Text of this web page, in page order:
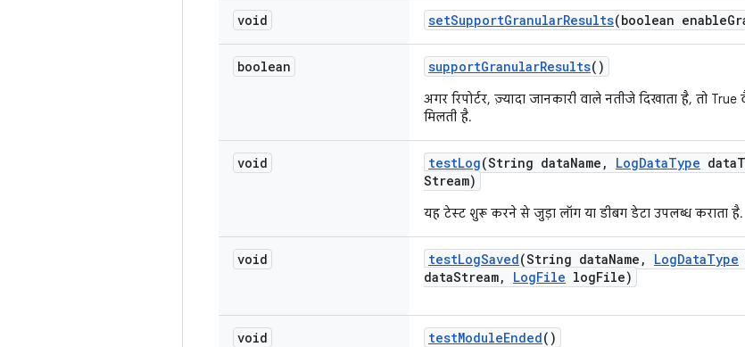
void setSupportGranularResults(boolean enable
boolean supportGranularResults()
अगर रिपोर्टर, ज़्यादा जानकारी वाले नतीजे दिखाता है, तो
मिलती है.
void testLog(String dataName , LogDataType data
Stream)
यह टेस्ट शुरू करने से जुड़ा लॉग या डीबग डेटा उपलब्ध कराता है.
void testLogSaved(String dataName , LogDataType
dataStream, LogFile logFile)
void testModuleEnded()